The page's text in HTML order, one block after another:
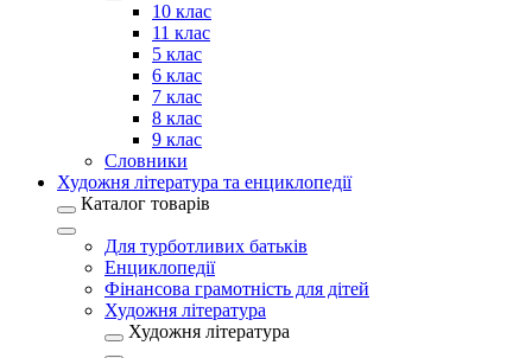
10 клас
11 клас
5 клас
6 клас
7 клас
8 клас
9 клас
Словники
Художня література та енциклопедії
Каталог товарів
Для турботливих батьків
Енциклопедії
Фінансова грамотність для дітей
Художня література
Художня література